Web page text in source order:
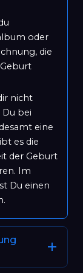
oder
die
nicht
bei
eine
es die
der Geburt
Im
Du einen